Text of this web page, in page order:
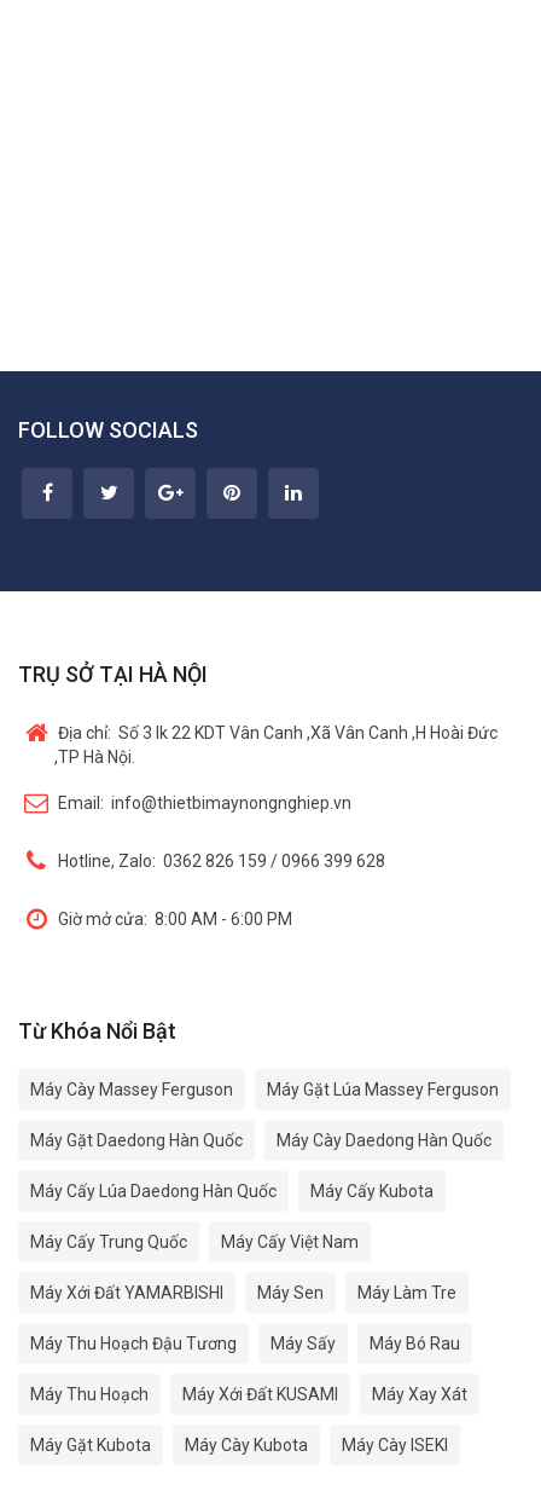
FOLLOW SOCIALS
TRỤ SỞ TẠI HÀ NỘI
Địa chỉ: Số 3 lk 22 KDT Vân Canh ,Xã Vân Canh ,H Hoài Đức
,TP Hà Nội.
Email: info@thietbimaynongnghiep.vn
Hotline, Zalo: 0362 826 159 / 0966 399 628
Giờ mở cửa: 8:00 AM - 6:00 PM
Từ Khóa Nổi Bật
Máy Cày Massey Ferguson Máy Gặt Lúa Massey Ferguson
Máy Gặt Daedong Hàn Quốc Máy Cày Daedong Hàn Quốc
Máy Cấy Lúa Daedong Hàn Quốc Máy Cấy Kubota
Máy Cấy Trung Quốc Máy Cấy Việt Nam
Máy Xới Đất YAMARBISHI Máy Sen Máy Làm Tre
Máy Thu Hoạch Đậu Tương Máy Sấy Máy Bó Rau
Máy Thu Hoạch Máy Xới Đất KUSAMI Máy Xay Xát
Máy Gặt Kubota Máy Cày Kubota Máy Cày ISEKI